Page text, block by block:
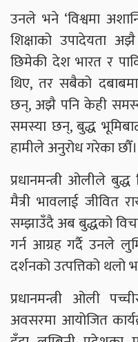
उनले भने ‘विश्वमा
शिक्षाको उपादेयता
छिमेकी देश भारत र
थिए, तर सबैको
छन्, अझै पनि केही
समस्या छन्, बुद्ध
हामीले अनुरोध गरेका छौँ।
प्रधानमन्त्री ओलीले
मैत्री भावलाई जीवित
सम्झाउँदै अब बुद्धको
गर्न आग्रह गर्दै उनले
दर्शनको उत्पत्तिको थलो
प्रधानमन्त्री ओली
अवसरमा आयोजित